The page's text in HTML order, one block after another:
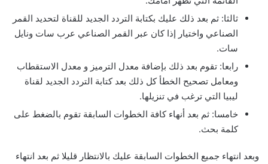
ثالثا: ثم بعد ذلك عليك بكتابة التردد الجديد للقناة لتحديد القمر
الصناعي واختيار إذا كان عبر القمر الصناعي عرب سات ونايل
سات.
رابعا: تقوم بعد ذلك بإضافة معدل الترميز و معدل الاستقطاب
ومعامل تصحيح الخطأ كل ذلك بعد كتابة التردد الجديد لقناة
ليبيا التي ترغب في تنزيلها.
خامسا: ثم بعد أنهاء كافة الخطوات السابقة تقوم بالضغط على
كلمة بحث.
وبعد انتهاء جميع الخطوات السابقة عليك بالانتظار قليلا ثم بعد انتهاء